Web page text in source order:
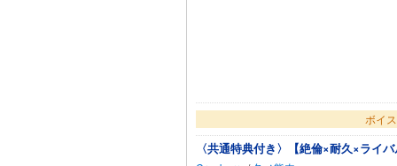
ボイ
〈共通特典付き〉【絶倫×耐久×ライ